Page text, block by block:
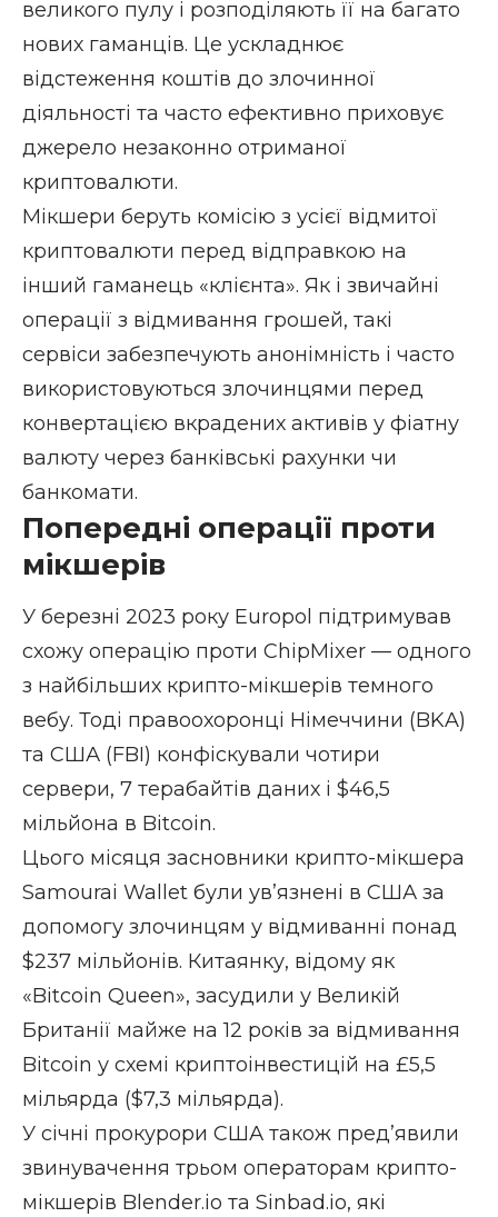
великого пулу і розподіляють її на багато
нових гаманців. Це ускладнює
відстеження коштів до злочинної
діяльності та часто ефективно приховує
джерело незаконно отриманої
криптовалюти.
Мікшери беруть комісію з усієї відмитої
криптовалюти перед відправкою на
інший гаманець «клієнта». Як і звичайні
операції з відмивання грошей, такі
сервіси забезпечують анонімність і часто
використовуються злочинцями перед
конвертацією вкрадених активів у фіатну
валюту через банківські рахунки чи
банкомати.
Попередні операції проти
мікшерів
У березні 2023 року Europol підтримував
схожу операцію проти ChipMixer — одного
з найбільших крипто-мікшерів темного
вебу. Тоді правоохоронці Німеччини (BKA)
та США (FBI) конфіскували чотири
сервери, 7 терабайтів даних і $46,5
мільйона в Bitcoin.
Цього місяця засновники крипто-мікшера
Samourai Wallet були ув’язнені в США за
допомогу злочинцям у відмиванні понад
$237 мільйонів. Китаянку, відому як
«Bitcoin Queen», засудили у Великій
Британії майже на 12 років за відмивання
Bitcoin у схемі криптоінвестицій на £5,5
мільярда ($7,3 мільярда).
У січні прокурори США також пред’явили
звинувачення трьом операторам крипто-
мікшерів Blender.io та Sinbad.io, які